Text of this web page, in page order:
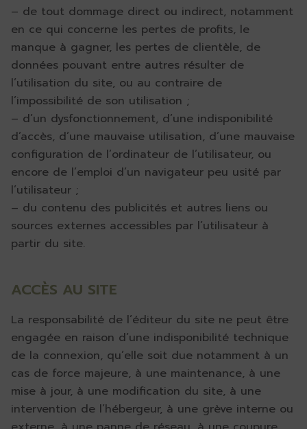
– de tout dommage direct ou indirect, notamment
en ce qui concerne les pertes de profits, le
manque à gagner, les pertes de clientèle, de
données pouvant entre autres résulter de
l’utilisation du site, ou au contraire de
l’impossibilité de son utilisation ;
– d’un dysfonctionnement, d’une indisponibilité
d’accès, d’une mauvaise utilisation, d’une mauvaise
configuration de l’ordinateur de l’utilisateur, ou
encore de l’emploi d’un navigateur peu usité par
l’utilisateur ;
– du contenu des publicités et autres liens ou
sources externes accessibles par l’utilisateur à
partir du site.
ACCÈS AU SITE
La responsabilité de l’éditeur du site ne peut être
engagée en raison d’une indisponibilité technique
de la connexion, qu’elle soit due notamment à un
cas de force majeure, à une maintenance, à une
mise à jour, à une modification du site, à une
intervention de l’hébergeur, à une grève interne ou